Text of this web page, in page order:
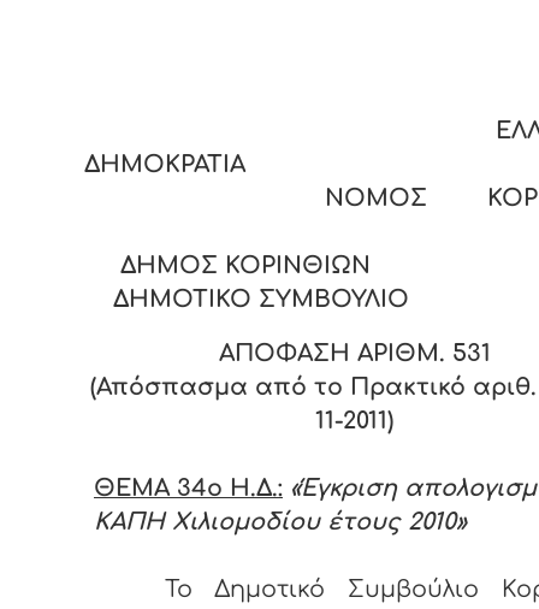
ΝΟΜΟΣ
ΔΗΜΟΣ ΚΟΡΙΝΘΙΩΝ
ΔΗΜΟΤΙΚΟ ΣΥΜΒΟΥΛΙΟ
ΑΠΟΦΑΣΗ ΑΡΙΘΜ. 531
(Απόσπασμα από το Πρακτικό
11-2011)
ΘΕΜΑ 34o Η.Δ.: «Έγκριση
ΚΑΠΗ Χιλιομοδίου έτους 2010»
Το Δημοτικό Συμβούλιο